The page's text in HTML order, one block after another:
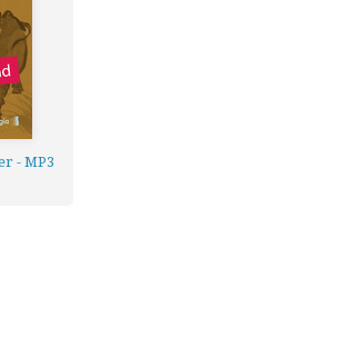
- MP3